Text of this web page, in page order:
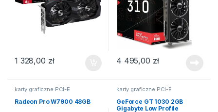
1 328,00 zł 4 495,00 zł
karty graficzne PCI-E
Radeon Pro W7900 48GB
karty graficzne PCI-E
GeForce GT 1030 2GB
Gigabyte Low Profile